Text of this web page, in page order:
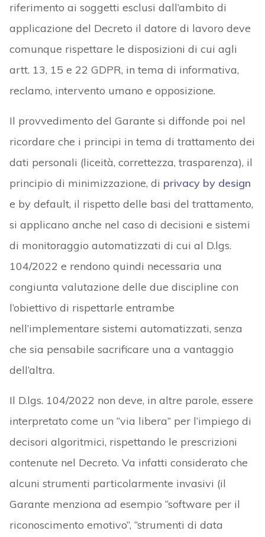
riferimento ai soggetti esclusi dall’ambito di
applicazione del Decreto il datore di lavoro deve
comunque rispettare le disposizioni di cui agli
artt. 13, 15 e 22 GDPR, in tema di informativa,
reclamo, intervento umano e opposizione.
Il provvedimento del Garante si diffonde poi nel
ricordare che i principi in tema di trattamento dei
dati personali (liceità, correttezza, trasparenza), il
principio di minimizzazione, di privacy by design
e by default, il rispetto delle basi del trattamento,
si applicano anche nel caso di decisioni e sistemi
di monitoraggio automatizzati di cui al D.lgs.
104/2022 e rendono quindi necessaria una
congiunta valutazione delle due discipline con
l’obiettivo di rispettarle entrambe
nell’implementare sistemi automatizzati, senza
che sia pensabile sacrificare una a vantaggio
dell’altra.
Il D.lgs. 104/2022 non deve, in altre parole, essere
interpretato come un “via libera” per l’impiego di
decisori algoritmici, rispettando le prescrizioni
contenute nel Decreto. Va infatti considerato che
alcuni strumenti particolarmente invasivi (il
Garante menziona ad esempio “software per il
riconoscimento emotivo”, “strumenti di data